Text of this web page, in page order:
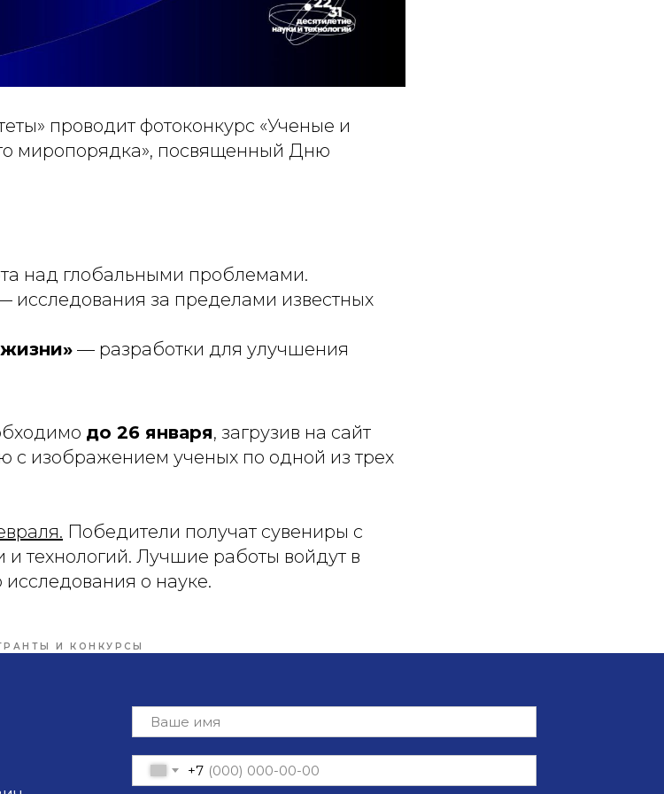
проводит фотоконкурс «Ученые и
миропорядка», посвященный Дню
над глобальными проблемами.
исследования за пределами известных
— разработки для улучшения
до 26 января, загрузив на сайт
с изображением ученых по одной из трех
Победители получат сувениры с
и технологий. Лучшие работы войдут в
о науке.
И КОНКУРСЫ
+7